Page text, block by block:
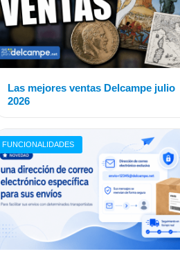
Las mejores ventas Delcampe julio
2026
FUNCIONALIDADES